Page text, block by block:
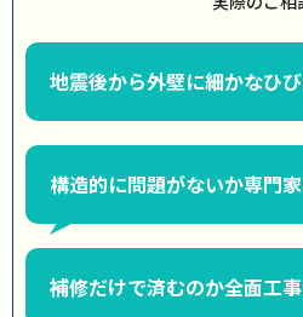
地震後から外壁に細かなひ
構造的に問題がないか専門
補修だけで済むのか全面工